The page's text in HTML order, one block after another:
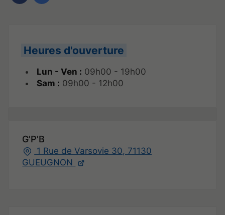
Heures d'ouverture
Lun - Ven : 09h00 - 19h00
Sam : 09h00 - 12h00
G'P'B
1 Rue de Varsovie 30, 71130
GUEUGNON